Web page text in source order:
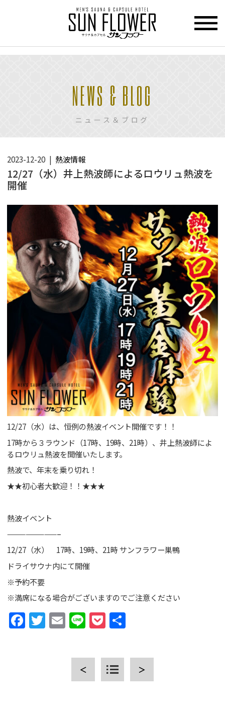
トップページ
カプセル ホテル
SAUNA サウナ
PRICE 料金
GUIDANCE ご利用案内
ACCESS アクセス
RESERVATION 宿泊予約
NEWS & BLOG ニュース＆ブログ
NEWS & BLOG
ニュース＆ブログ
2023-12-20 熱波情報
12/27（水）井上熱波師によるロウリュ熱波を
開催
12/27（水）は、恒例の熱波イベント開催です！！
17時から３ラウンド（17時、19時、21時）、井上熱波師によ
るロウリュ熱波を開催いたします。
熱波で、年末を乗り切れ！
★★初心者大歓迎！！★★★
熱波イベント
————————–
12/27（水） 17時、19時、21時 サンフラワー巣鴨
ドライサウナ内にて開催
※予約不要
※満席になる場合がございますのでご注意ください
Facebook
Twitter
Email
LinePocket
＜ ＞